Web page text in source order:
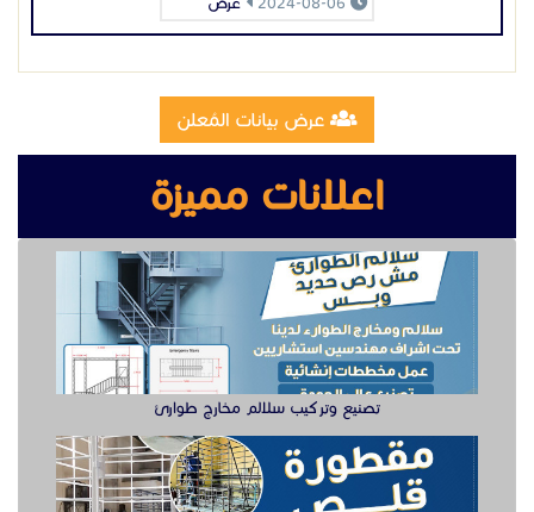
عرض بيانات المُعلن
اعلانات مميزة
تصنيع وتركيب سلالم مخارج طوارئ